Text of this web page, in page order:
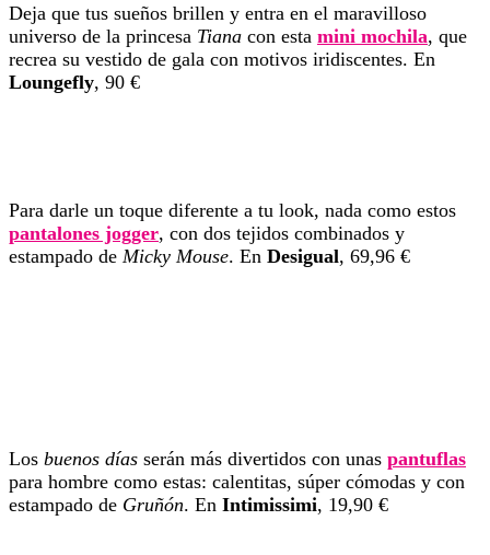
Deja que tus sueños brillen y entra en el maravilloso
universo de la princesa Tiana con esta mini mochila, que
recrea su vestido de gala con motivos iridiscentes. En
Loungefly, 90 €
Para darle un toque diferente a tu look, nada como estos
pantalones jogger, con dos tejidos combinados y
estampado de Micky Mouse. En Desigual, 69,96 €
Los buenos días serán más divertidos con unas pantuflas
para hombre como estas: calentitas, súper cómodas y con
estampado de Gruñón. En Intimissimi, 19,90 €